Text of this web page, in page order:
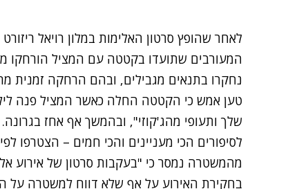
לאחר שהופץ סרטון האלימות במלון רויאל
המעורבים שתועדו בקטטה עם המציל הורחקו
נחקרו בתנאים מגבילים, ובהם הרחקה זמנית
שלך ותעופי מהג'קוזי", ובהמשך אף אחז בגרונה.
לסיפורים הכי מעניינים והכי חמים – הצטרפו
מהמשטרה נמסר כי "בעקבות סרטון של אירוע
בחקירת האירוע על אף שלא דווח למשטרה על